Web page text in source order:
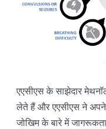
एएसीएस के साझेदार
लेते हैं और एएसीएस ने अपने
जोखिम के बारे में